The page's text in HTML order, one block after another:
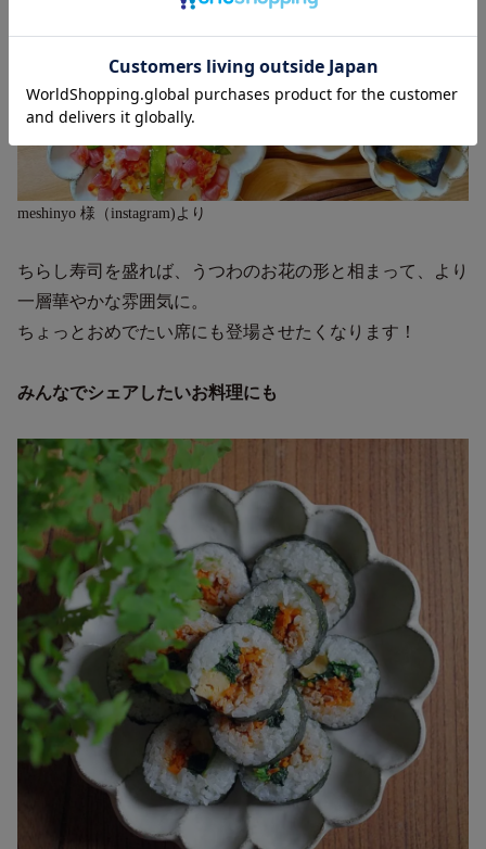
meshinyo 様（instagram)より
ちらし寿司を盛れば、うつわのお花の形と相まって、より
一層華やかな雰囲気に。
ちょっとおめでたい席にも登場させたくなります！
みんなでシェアしたいお料理にも